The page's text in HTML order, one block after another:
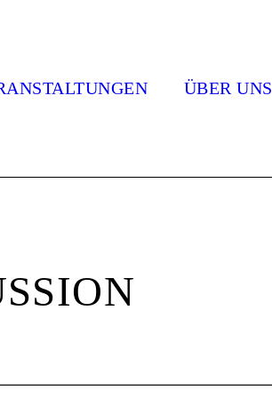
ÜBER UNS